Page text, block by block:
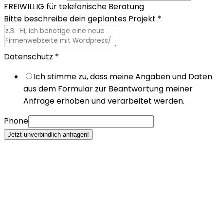
FREIWILLIG für telefonische Beratung
Bitte beschreibe dein geplantes Projekt *
Datenschutz *
Ich stimme zu, dass meine Angaben und Daten
aus dem Formular zur Beantwortung meiner
Anfrage erhoben und verarbeitet werden.
Phone
Jetzt unverbindlich anfragen!